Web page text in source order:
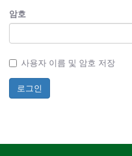
암호
사용자 이름 및 암호 저장